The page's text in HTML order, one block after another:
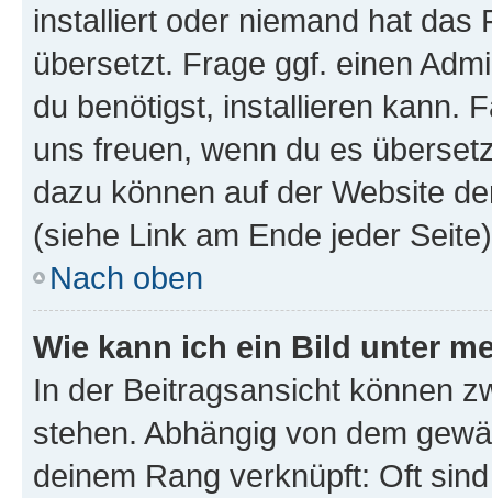
installiert oder niemand hat das
übersetzt. Frage ggf. einen
du benötigst, installieren kann.
uns freuen, wenn du es
dazu können auf der Website
(siehe Link am Ende jeder
Nach oben
Wie kann ich ein Bild unter
In der Beitragsansicht können
stehen. Abhängig von dem
deinem Rang verknüpft: Oft